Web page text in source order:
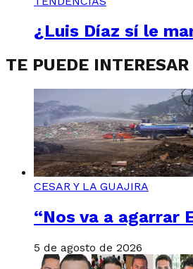
¿Luis Díaz sí le
TE PUEDE INTERESAR
CESAR Y LA GUAJIRA
“Nos va a agarrar
5 de agosto de 2026